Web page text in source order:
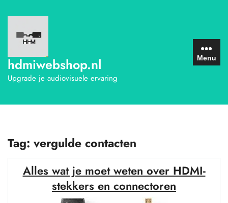
naar
inhoud
hdmiwebshop.nl
Upgrade je audiovisuele ervaring
Menu
Tag: vergulde contacten
Alles wat je moet weten over HDMI-
stekkers en connectoren